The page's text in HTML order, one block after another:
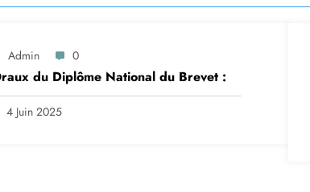
Admin 0
du Diplôme National du Brevet :
4 Juin 2025